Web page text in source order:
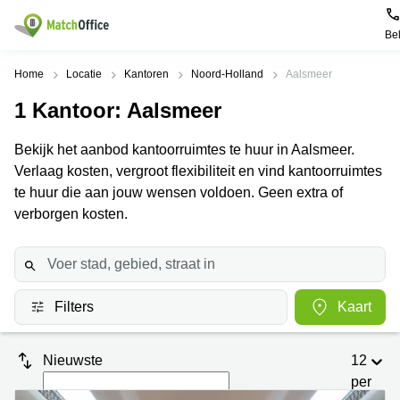
Bel
Huren / Verhuren
Productpagina's
Kantoorruimten
Business
Centers
Coworking
Vergaderruimten
Virtueel
Kantoor
Populaire
Alkmaar
Amsterdam
Oost
Amsterdam
Westpoort
Bergen
op
Zoom
Amersfoort
Breda
Populaire
Kantoorruimte
in Breda
Kantoor
Bergen
op
Zoom
Kantoor
huren
Kantoor
huren
Help
Over ons
Voeg je kantoorruimte toe
Huurprijs
Log in
Home Locatie Kantoren Noord-Holland Aalsmeer
1 Kantoor: Aalsmeer
Bekijk het aanbod kantoorruimtes te huur in Aalsmeer.
Verlaag kosten, vergroot flexibiliteit en vind kantoorruimtes
te huur die aan jouw wensen voldoen. Geen extra of
verborgen kosten.
Filters Kaart
Nieuwste
12
per